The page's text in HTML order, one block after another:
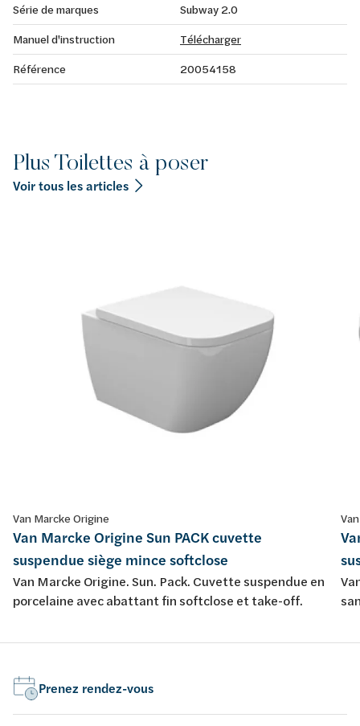
Série de marques
Subway 2.0
Manuel d'instruction
Télécharger
Référence
20054158
Plus Toilettes à poser
Voir tous les articles
Van Marcke Origine
Van Marcke Origine Sun PACK cuvette
suspendue siège mince softclose
Van Marcke Origine. Sun. Pack. Cuvette suspendue en
porcelaine avec abattant fin softclose et take-off.
Prenez rendez-vous